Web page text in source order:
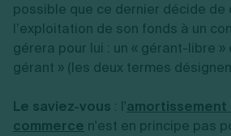
possible que ce dernier décide de
l’exploitation de son fonds à un
gérera pour lui : un « gérant-libre
gérant » (les deux termes
Le saviez-vous : l'amortissement
commerce n'est en principe pas